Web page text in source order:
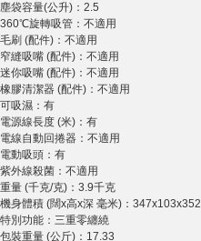
塵袋容量(公升)：2.5
360℃旋轉吸管：不適用
毛刷 (配件)：不適用
窄縫吸嘴 (配件)：不適用
迷你吸嘴 (配件)：不適用
橡膠清潔器 (配件)：不適用
可吸濕：有
電源線長度 (米)：有
電線自動回捲器：不適用
電動吸頭：有
紫外線殺菌：不適用
重量 (千克/克)：3.9千克
機身體積 (闊x高x深 毫米)：347x103x352
特別功能：三重零纏繞
包裝重量 (公斤)：17.33